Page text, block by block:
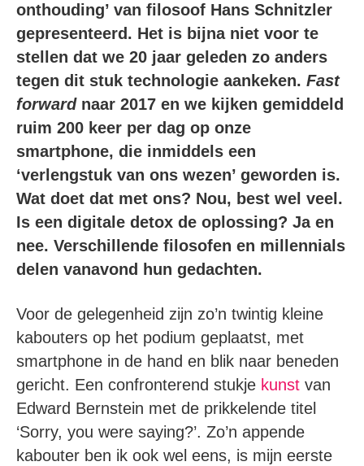
onthouding’ van filosoof Hans Schnitzler
gepresenteerd. Het is bijna niet voor te
stellen dat we 20 jaar geleden zo anders
tegen dit stuk technologie aankeken. Fast
forwardnaar 2017 en we kijken gemiddeld
ruim 200 keer per dag op onze
smartphone, die inmiddels een
‘verlengstuk van ons wezen’ geworden is.
Wat doet dat met ons? Nou, best wel veel.
Is een digitale detox de oplossing? Ja en
nee. Verschillende filosofen en millennials
delen vanavond hun gedachten.
Voor de gelegenheid zijn zo’n twintig kleine
kabouters op het podium geplaatst, met
smartphone in de hand en blik naar beneden
gericht. Een confronterend stukje kunst van
Edward Bernstein met de prikkelende titel
‘Sorry, you were saying?’. Zo’n appende
kabouter ben ik ook wel eens, is mijn eerste